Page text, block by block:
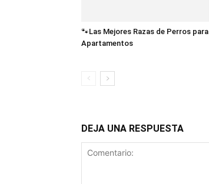
🐾Las Mejores Razas de Perros para
Apartamentos
DEJA UNA RESPUESTA